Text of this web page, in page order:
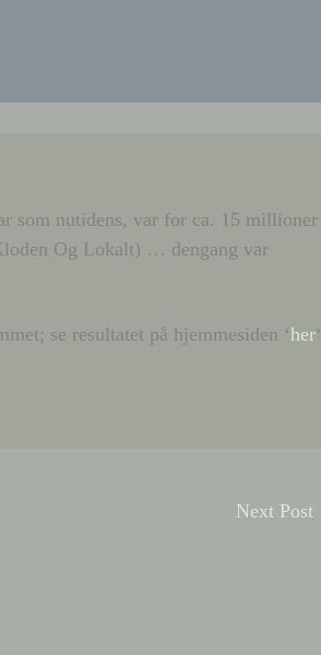
som nutidens, var for ca. 15 millioner
Og Lokalt) … dengang var
se resultatet på hjemmesiden ‘her‘
Next Post